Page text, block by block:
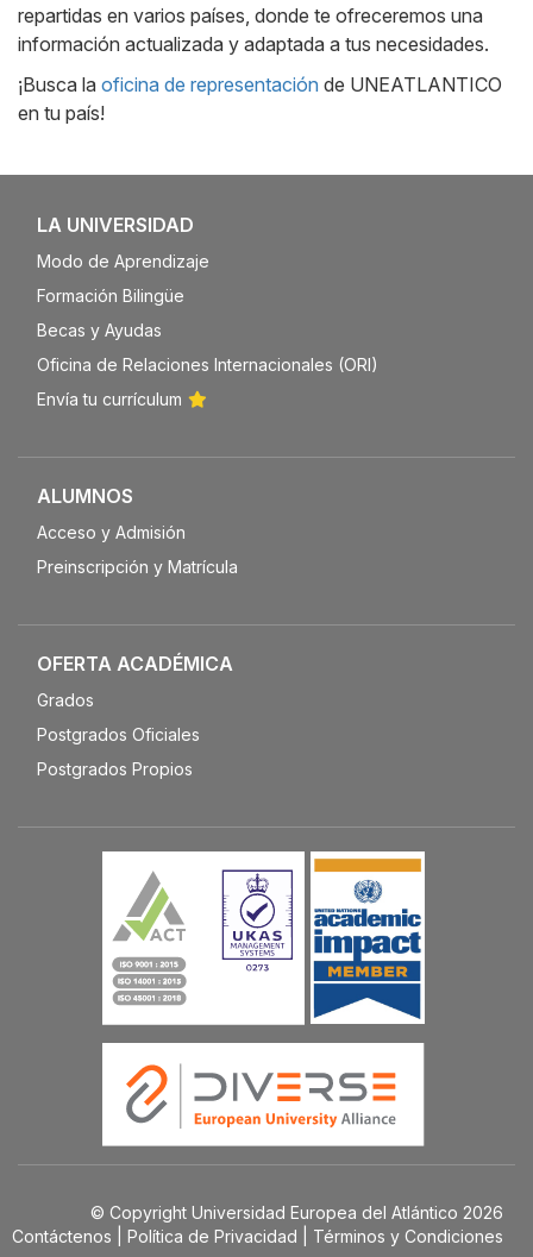
repartidas en varios países, donde te ofreceremos una
información actualizada y adaptada a tus necesidades.
¡Busca la oficina de representación de UNEATLANTICO
en tu país!
LA UNIVERSIDAD
Modo de Aprendizaje
Formación Bilingüe
Becas y Ayudas
Oficina de Relaciones Internacionales (ORI)
Envía tu currículum
ALUMNOS
Acceso y Admisión
Preinscripción y Matrícula
OFERTA ACADÉMICA
Grados
Postgrados Oficiales
Postgrados Propios
© Copyright Universidad Europea del Atlántico 2026
Contáctenos
Política de Privacidad Términos y Condiciones